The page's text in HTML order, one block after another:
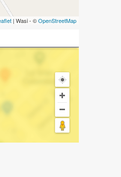
| Wasi - ©OpenStreetMap